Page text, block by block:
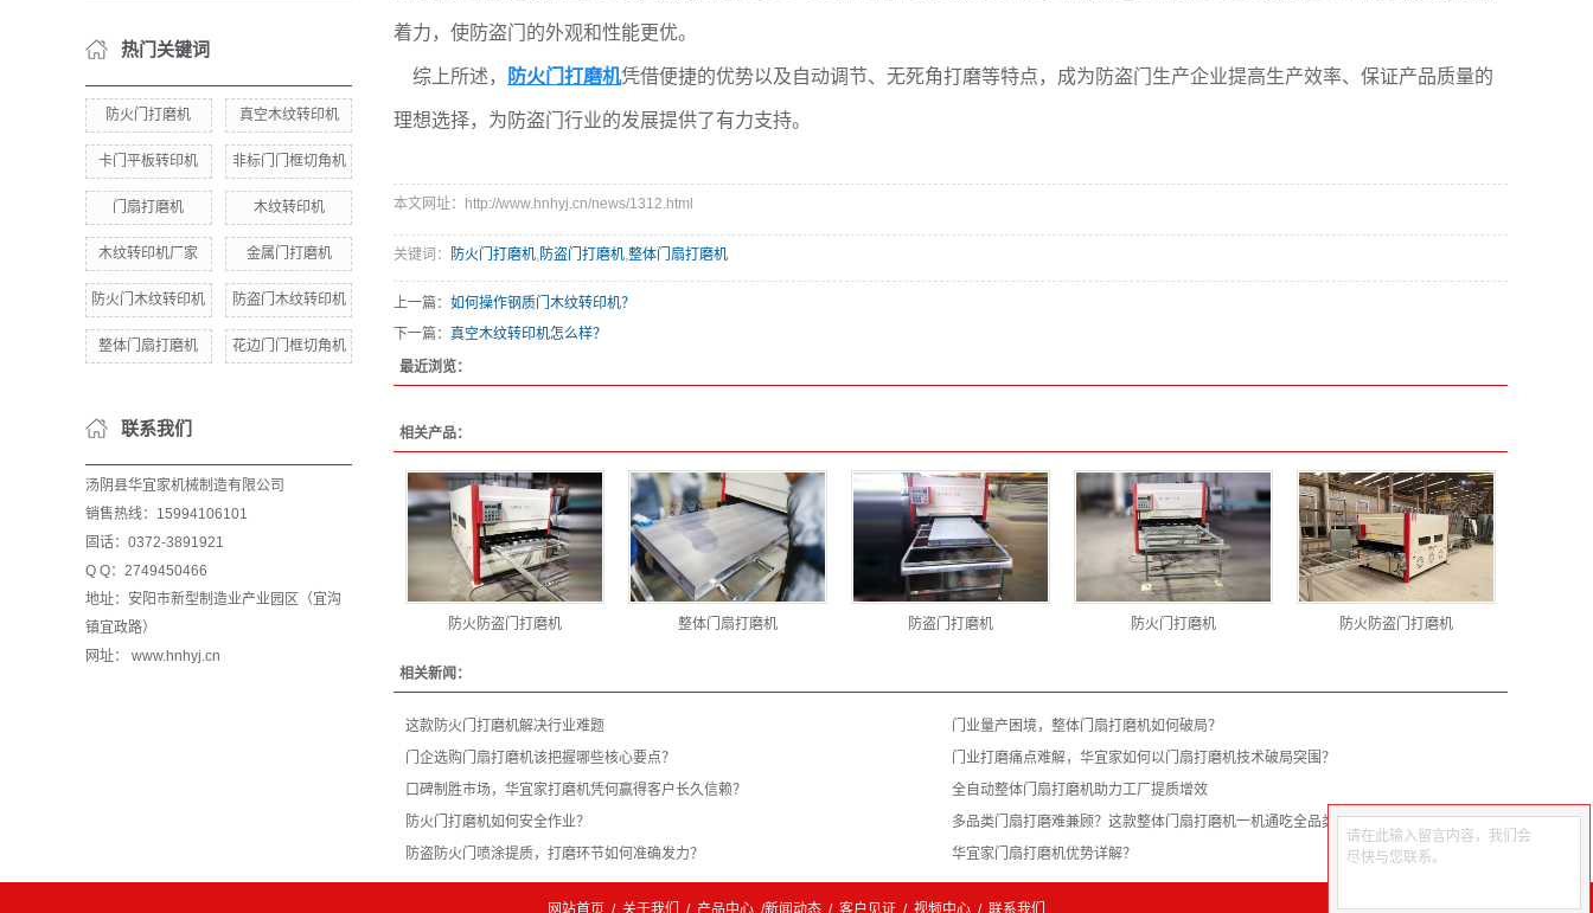
热门关键词
防火门打磨机 真空木纹转印机
卡门平板转印机 非标门门框切角机
门扇打磨机 木纹转印机
木纹转印机厂家 金属门打磨机
防火门木纹转印机 防盗门木纹转印机
整体门扇打磨机 花边门门框切角机
联系我们
汤阴县华宜家机械制造有限公司
销售热线：15994106101
固话：0372-3891921
Q Q：2749450466
地址：安阳市新型制造业产业园区（宜沟
镇宜政路）
网址： www.hnhyj.cn
着力，使防盗门的外观和性能更优。
综上所述， 防火门打磨机凭借便捷的优势以及自动调节、无死角打磨等特点，成为防盗门生产企业提高生产效率、保证产品质量的
理想选择，为防盗门行业的发展提供了有力支持。
本文网址：http://www.hnhyj.cn/news/1312.html
关键词： 防火门打磨机,防盗门打磨机,整体门扇打磨机
上一篇： 如何操作钢质门木纹转印机？
下一篇： 真空木纹转印机怎么样？
最近浏览：
相关产品：
防火防盗门打磨机 整体门扇打磨机 防盗门打磨机 防火门打磨机 防火防盗门打磨机
相关新闻：
这款防火门打磨机解决行业难题
门业量产困境，整体门扇打磨机如何破局？
门企选购门扇打磨机该把握哪些核心要点？
门业打磨痛点难解，华宜家如何以门扇打磨机技术破局突围？
口碑制胜市场，华宜家打磨机凭何赢得客户长久信赖？
全自动整体门扇打磨机助力工厂提质增效
防火门打磨机如何安全作业？
多品类门扇打磨难兼顾？这款整体门扇打磨机一机通吃全品类
防盗防火门喷涂提质，打磨环节如何准确发力？
​华宜家门扇打磨机优势详解？
网站首页 / 关于我们 / 产品中心 /新闻动态 / 客户见证 / 视频中心 / 联系我们
请在此输入留言内容，我们会
尽快与您联系。